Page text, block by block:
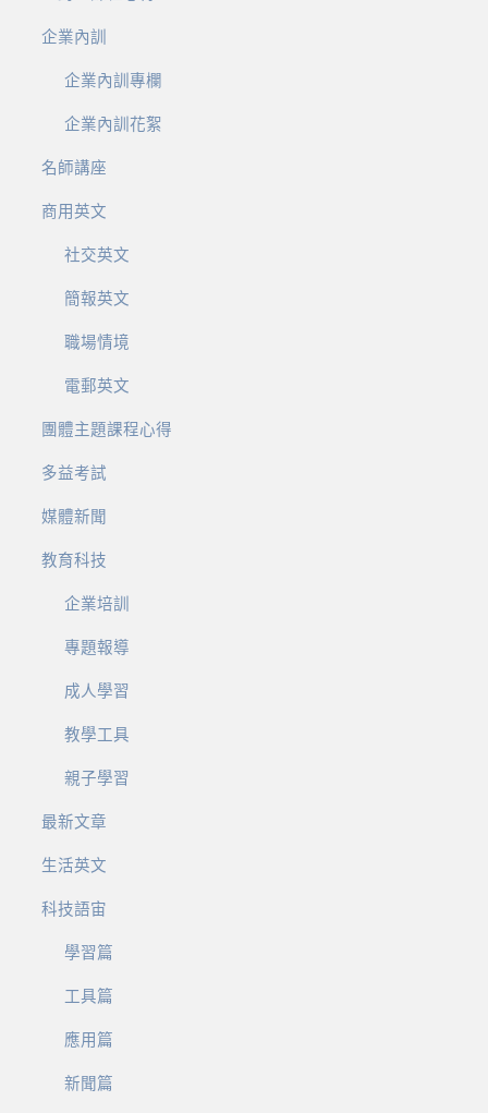
企業內訓
企業內訓專欄
企業內訓花絮
名師講座
商用英文
社交英文
簡報英文
職場情境
電郵英文
團體主題課程心得
多益考試
媒體新聞
教育科技
企業培訓
專題報導
成人學習
教學工具
親子學習
最新文章
生活英文
科技語宙
學習篇
工具篇
應用篇
新聞篇